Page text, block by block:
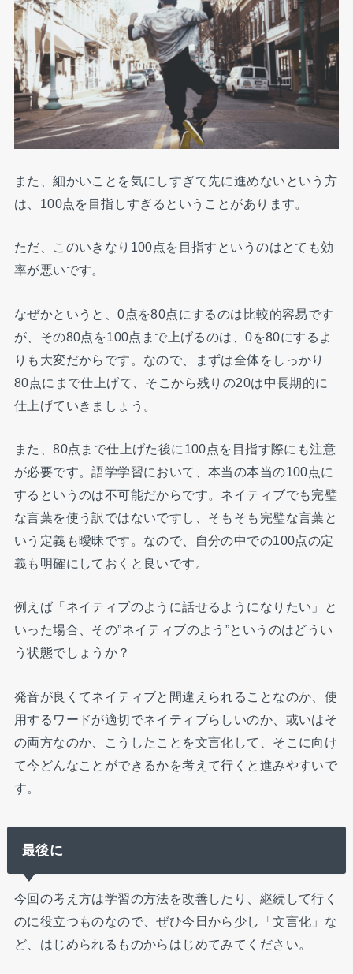
また、細かいことを気にしすぎて先に進めないという方
は、100点を目指しすぎるということがあります。
ただ、このいきなり100点を目指すというのはとても効
率が悪いです。
なぜかというと、0点を80点にするのは比較的容易です
が、その80点を100点まで上げるのは、0を80にするよ
りも大変だからです。なので、まずは全体をしっかり
80点にまで仕上げて、そこから残りの20は中長期的に
仕上げていきましょう。
また、80点まで仕上げた後に100点を目指す際にも注意
が必要です。語学学習において、本当の本当の100点に
するというのは不可能だからです。ネイティブでも完璧
な言葉を使う訳ではないですし、そもそも完璧な言葉と
いう定義も曖昧です。なので、自分の中での100点の定
義も明確にしておくと良いです。
例えば「ネイティブのように話せるようになりたい」と
いった場合、その”ネイティブのよう”というのはどうい
う状態でしょうか？
発音が良くてネイティブと間違えられることなのか、使
用するワードが適切でネイティブらしいのか、或いはそ
の両方なのか、こうしたことを文言化して、そこに向け
て今どんなことができるかを考えて行くと進みやすいで
す。
最後に
今回の考え方は学習の方法を改善したり、継続して行く
のに役立つものなので、ぜひ今日から少し「文言化」な
ど、はじめられるものからはじめてみてください。